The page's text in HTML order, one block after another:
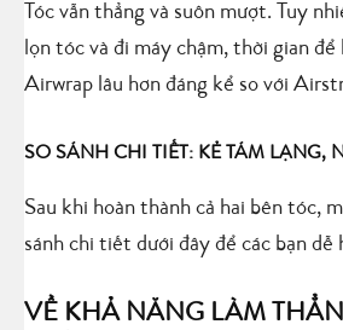
Tóc vẫn thẳng và suôn mượt. Tuy
lọn tóc và đi máy chậm, thời gian để
Airwrap lâu hơn đáng kể so với
SO SÁNH CHI TIẾT: KẺ TÁM LẠNG,
Sau khi hoàn thành cả hai bên tóc,
sánh chi tiết dưới đây để các bạn dễ
VỀ KHẢ NĂNG LÀM